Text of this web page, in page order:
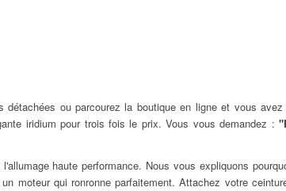
ou parcourez la boutique en ligne et vous
iridium pour trois fois le prix. Vous vous demandez :
haute performance. Nous vous expliquons
moteur qui ronronne parfaitement. Attachez votre